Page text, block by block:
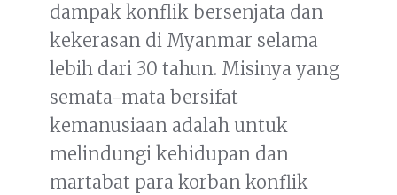
dampak konflik bersenjata dan
kekerasan di Myanmar selama
lebih dari 30 tahun. Misinya yang
semata-mata bersifat
kemanusiaan adalah untuk
melindungi kehidupan dan
martabat para korban konflik